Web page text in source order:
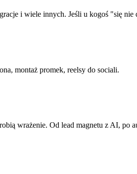
i wiele innych. Jeśli u kogoś "się nie
montaż promek, reelsy do sociali.
wrażenie. Od lead magnetu z AI, po